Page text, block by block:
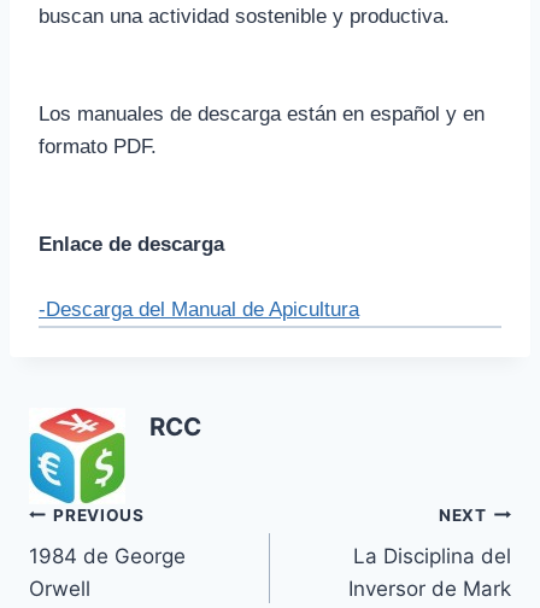
buscan una actividad sostenible y productiva.
Los manuales de descarga están en español y en
formato PDF.
Enlace de descarga
-Descarga del Manual de Apicultura
RCC
Navegación
de
PREVIOUS
1984 de George
Orwell
NEXT
La Disciplina del
Inversor de Mark